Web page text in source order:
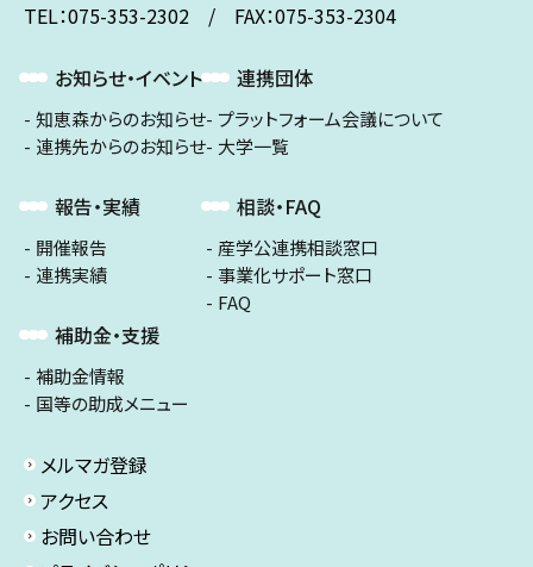
TEL：075-353-2302 / FAX：075-353-2304
お知らせ・イベント
知恵森からのお知らせ
連携先からのお知らせ
報告・実績
開催報告
連携実績
補助金・支援
補助金情報
国等の助成メニュー
連携団体
プラットフォーム会議について
大学一覧
相談・FAQ
産学公連携相談窓口
事業化サポート窓口
FAQ
メルマガ登録
アクセス
お問い合わせ